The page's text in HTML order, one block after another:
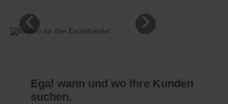
‹ ›
Egal wann und wo Ihre Kunden
suchen,